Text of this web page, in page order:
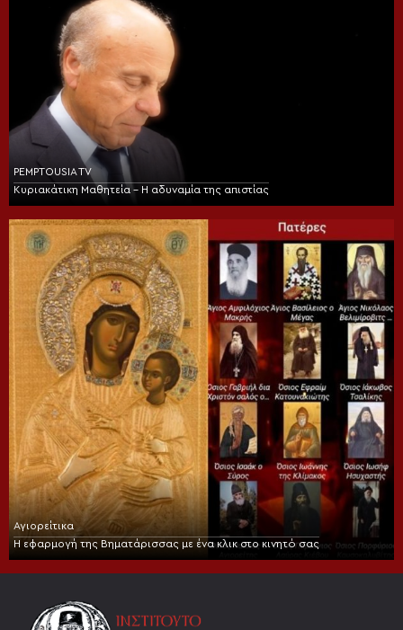
PEMPTOUSIA TV
Κυριακάτικη Μαθητεία – Η αδυναμία της απιστίας
Αγιορείτικα
Η εφαρμογή της Βηματάρισσας με ένα κλικ στο κινητό σας